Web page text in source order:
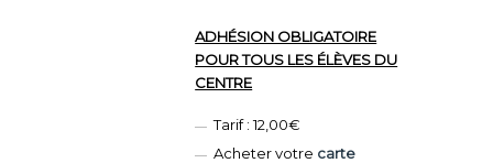
ADHÉSION OBLIGATOIRE
POUR TOUS LES ÉLÈVES DU
CENTRE
Tarif : 12,00€
Acheter votre carte